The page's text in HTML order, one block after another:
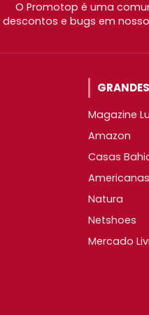
O Promotop é uma
descontos e bugs em
Magazine
Amazon
Casas
Americanas
Natura
Netshoes
Mercado